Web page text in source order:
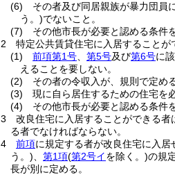
(6)
その者及び同居親族が暴力団員
う。)でないこと。
(7)
その他市長が必要と認める条件
2
特定公共賃貸住宅に入居することが
(1)
前項第1号 第5号及び第6号に
えることを要しない。
(2)
その者の令収入が、規則で定め
(3)
現に自ら居住するための住宅を
(4)
その他市長が必要と認める条件
3
改良住宅に入居することができる
る者でなければならない。
4
前項に規定する者が改良住宅に入
う。)
第1項(第2号イを除く。)の規
長が別に定める。